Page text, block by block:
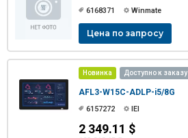
6168371 Winmate
Цена по запросу
Новинка Доступно к заказу
AFL3-W15C-ADLP-i5/8G
6157272 IEI
2 349.11 $